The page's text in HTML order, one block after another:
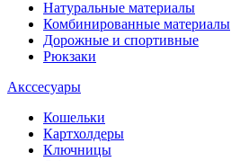
Натуральные материалы
Комбинированные материалы
Дорожные и спортивные
Рюкзаки
Акссесуары
Кошельки
Картхолдеры
Ключницы